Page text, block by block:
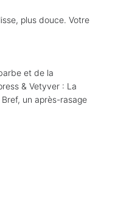
plus douce. Votre
et de la
& Vetyver : La
un après-rasage